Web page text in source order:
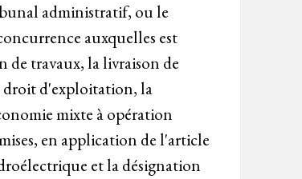
administratif, ou le
auxquelles est
de travaux, la livraison de
droit d'exploitation, la
mixte à opération
en application de l'article
et la désignation